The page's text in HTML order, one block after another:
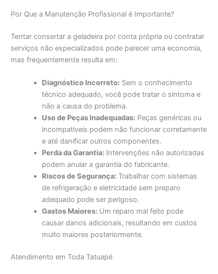
Por Que a Manutenção Profissional é Importante?
Tentar consertar a geladeira por conta própria ou contratar
serviços não especializados pode parecer uma economia,
mas frequentemente resulta em:
Diagnóstico Incorreto: Sem o conhecimento
técnico adequado, você pode tratar o sintoma e
não a causa do problema.
Uso de Peças Inadequadas: Peças genéricas ou
incompatíveis podem não funcionar corretamente
e até danificar outros componentes.
Perda da Garantia: Intervenções não autorizadas
podem anular a garantia do fabricante.
Riscos de Segurança: Trabalhar com sistemas
de refrigeração e eletricidade sem preparo
adequado pode ser perigoso.
Gastos Maiores: Um reparo mal feito pode
causar danos adicionais, resultando em custos
muito maiores posteriormente.
Atendimento em Toda Tatuapé